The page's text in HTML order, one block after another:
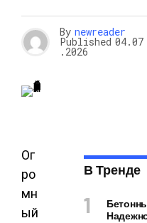
By newreader
Published 04.07
.2026
Ог
ро
мн
ый
В Тренде